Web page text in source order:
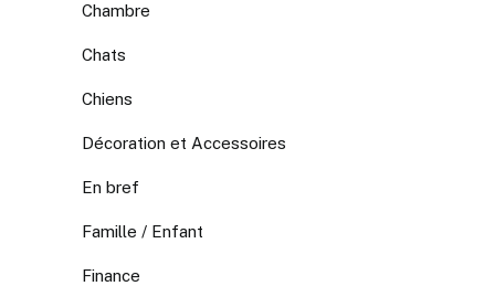
Chambre
Chats
Chiens
Décoration et Accessoires
En bref
Famille / Enfant
Finance